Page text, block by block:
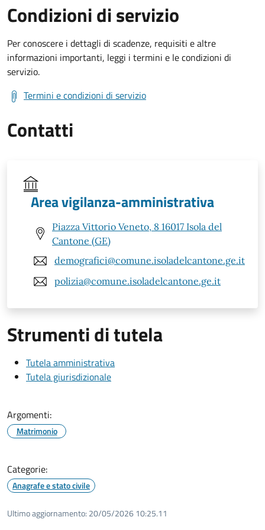
Condizioni di servizio
Per conoscere i dettagli di scadenze, requisiti e altre
informazioni importanti, leggi i termini e le condizioni di
servizio.
Termini e condizioni di servizio
Contatti
Area vigilanza-amministrativa
Piazza Vittorio Veneto, 8 16017 Isola del
Cantone (GE)
demografici@comune.isoladelcantone.ge.it
polizia@comune.isoladelcantone.ge.it
Strumenti di tutela
Tutela amministrativa
Tutela giurisdizionale
Argomenti:
Matrimonio
Categorie:
Anagrafe e stato civile
Ultimo aggiornamento: 20/05/2026 10:25.11